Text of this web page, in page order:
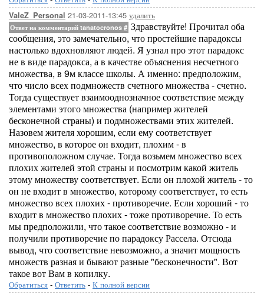
ValeZ_Personal 21-03-2011-13:45 удалить
Ответ на комментарий tanatocronos # Здравствуйте! Прочитал оба
сообщения, это замечательно, что простейшие парадоксы
настолько вдохновляют людей. Я узнал про этот парадокс
не в виде парадокса, а в качестве объяснения несчетного
множества, в 9м классе школы. А именно: предположим,
что число всех подмножеств счетного множества - счетно.
Тогда существует взаимооднозначное соответствие между
элементами этого множества (например жителей
бесконечной страны) и подмножествами этих жителей.
Назовем жителя хорошим, если ему соответствует
множество, в которое он входит, плохим - в
противоположном случае. Тогда возьмем множество всех
плохих жителей этой страны и посмотрим какой житель
этому множеству соответствует. Если он плохой житель - то
он не входит в множество, которому соответствует, то есть
множество всех плохих - противоречие. Если хороший - то
входит в множество плохих - тоже противоречие. То есть
мы предположили, что такое соответствие возможно - и
получили противоречие по парадоксу Рассела. Отсюда
вывод, что соответствие невозможно, а значит мощность
множеств разная и бывают разные "бесконечности". Вот
такое вот Вам в копилку.
Обратиться - Ответить - К полной версии